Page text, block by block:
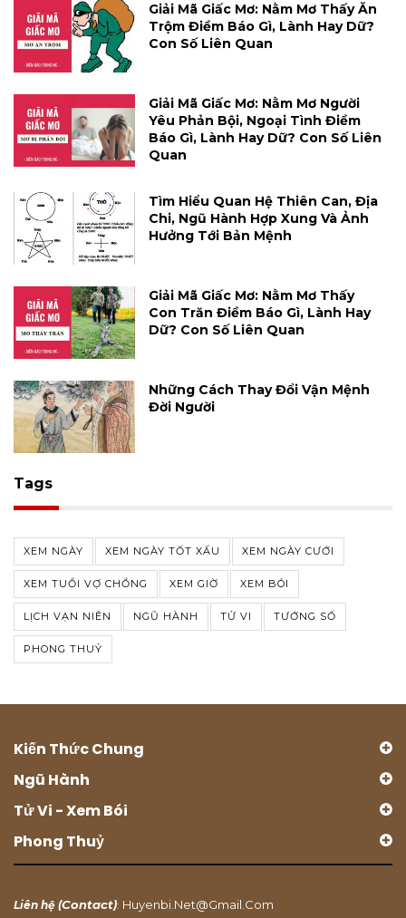
Giải Mã Giấc Mơ: Nằm Mơ Thấy Ăn
Trộm Điềm Báo Gì, Lành Hay Dữ?
Con Số Liên Quan
Giải Mã Giấc Mơ: Nằm Mơ Người
Yêu Phản Bội, Ngoại Tình Điềm
Báo Gì, Lành Hay Dữ? Con Số Liên
Quan
Tìm Hiểu Quan Hệ Thiên Can, Địa
Chi, Ngũ Hành Hợp Xung Và Ảnh
Hưởng Tới Bản Mệnh
Giải Mã Giấc Mơ: Nằm Mơ Thấy
Con Trăn Điềm Báo Gì, Lành Hay
Dữ? Con Số Liên Quan
Những Cách Thay Đổi Vận Mệnh
Đời Người
Tags
XEM NGÀY XEM NGÀY TỐT XẤU XEM NGÀY CƯỚI
XEM TUỔI VỢ CHỒNG XEM GIỜ XEM BÓI
LỊCH VẠN NIÊN NGŨ HÀNH TỬ VI TƯỚNG SỐ
PHONG THUỶ
Kiến Thức Chung
Ngũ Hành
Tử Vi - Xem Bói
Phong Thuỷ
Liên hệ (Contact): Huyenbi.net@gmail.com